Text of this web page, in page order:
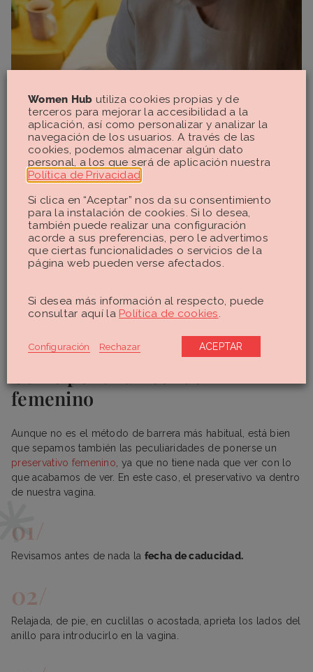
femenino
Aunque no es el método de barrera más habitual, está bien
que sepamos también las peculiaridades de ponerse un
preservativo femenino, ya que no tiene nada que ver con lo
que acabamos de ver. En este caso, el preservativo va dentro
de nuestra vagina.
Revisamos antes de nada la fecha de caducidad.
Relajada, de pie, en cuclillas o acostada, aprieta los lados del
anillo para introducirlo en la vagina.
Women Hub utiliza cookies propias y de
terceros para mejorar la accesibilidad a la
aplicación, así como personalizar y analizar la
navegación de los usuarios. A través de las
cookies, podemos almacenar algún dato
personal, a los que será de aplicación nuestra
Política de Privacidad
Si clica en “Aceptar” nos da su consentimiento
para la instalación de cookies. Si lo desea,
también puede realizar una configuración
acorde a sus preferencias, pero le advertimos
que ciertas funcionalidades o servicios de la
página web pueden verse afectados.
Si desea más información al respecto, puede
consultar aquí la Política de cookies
Configuración Rechazar ACEPTAR